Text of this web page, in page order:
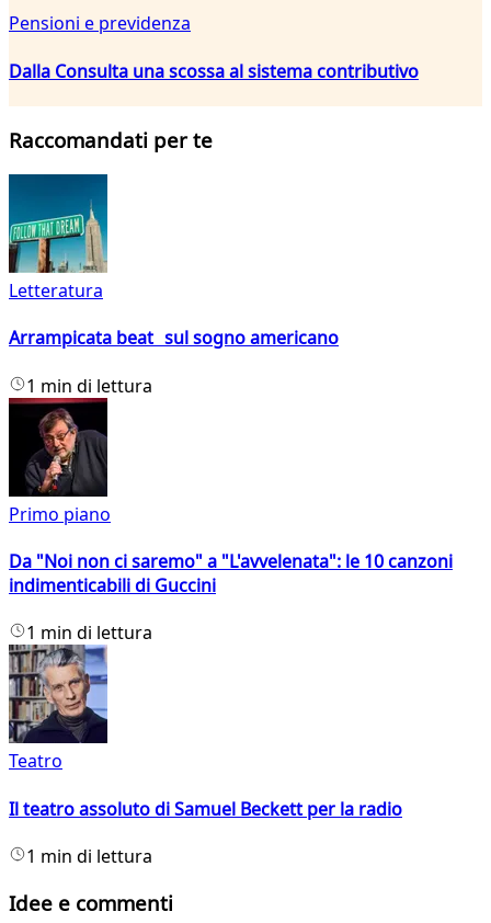
Pensioni e previdenza
Dalla Consulta una scossa al sistema contributivo
Raccomandati per te
Letteratura
Arrampicata beat sul sogno americano
1 min di lettura
Primo piano
Da "Noi non ci saremo" a "L'avvelenata": le 10 canzoni
indimenticabili di Guccini
1 min di lettura
Teatro
Il teatro assoluto di Samuel Beckett per la radio
1 min di lettura
Idee e commenti